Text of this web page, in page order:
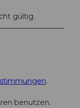
gültig.
.
benutzen.